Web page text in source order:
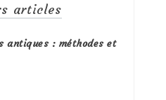
articles
antiques : méthodes et